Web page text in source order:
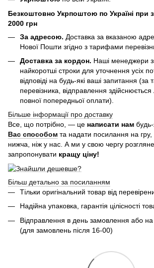
Безкоштовно Укрпоштою по Україні при
2000 грн
За адресою. Доставка за вказаною
Нової Пошти згідно з тарифами
Доставка за кордон. Наші менеджери
найкоротші строки для уточнення усіх
відповіді на будь-які ваші запитання
перевізника, відправлення
повної попередньої оплати).
Більше інформації про доставку
Все, що потрібно, — це написати нам
Вас способом та надати посилання на гру,
нижча, ніж у нас. А ми у свою чергу
запропонувати кращу ціну!
Більш детально за посиланням
Тільки оригінальний товар від
Надійна упаковка, гарантія цілісності
Відправлення в день замовлення або
(для замовлень після 16-00)